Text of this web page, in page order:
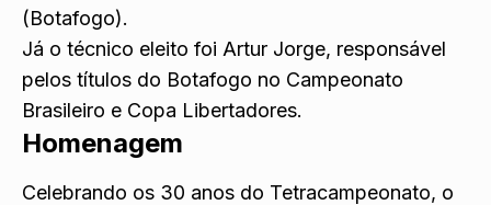
(Botafogo).
Já o técnico eleito foi Artur Jorge, responsável
pelos títulos do Botafogo no Campeonato
Brasileiro e Copa Libertadores.
Homenagem
Celebrando os 30 anos do Tetracampeonato, o